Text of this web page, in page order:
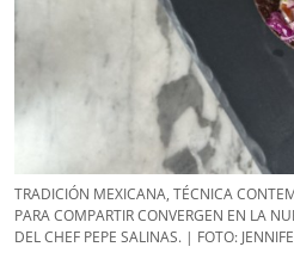
TRADICIÓN MEXICANA, TÉCNICA
PARA COMPARTIR CONVERGEN EN LA
DEL CHEF PEPE SALINAS. | FOTO: